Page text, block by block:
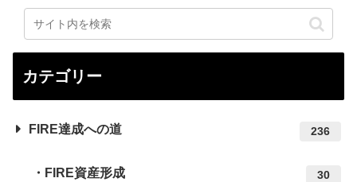
カテゴリー
FIRE達成への道 236
FIRE資産形成 30